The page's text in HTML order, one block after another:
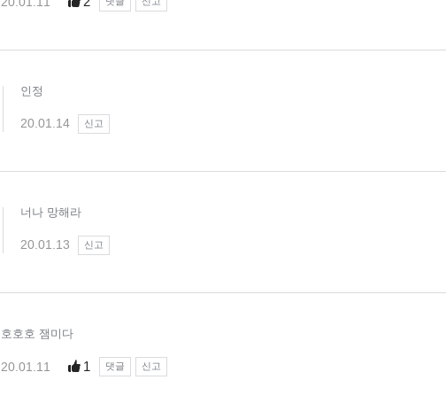
인정
20.01.14 신고
너나 망해라
20.01.13 신고
호호호 잼미다
20.01.11 1 댓글 신고